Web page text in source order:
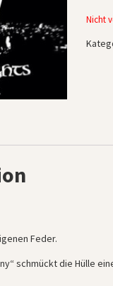
Nicht
Feder.
schmückt die Hülle